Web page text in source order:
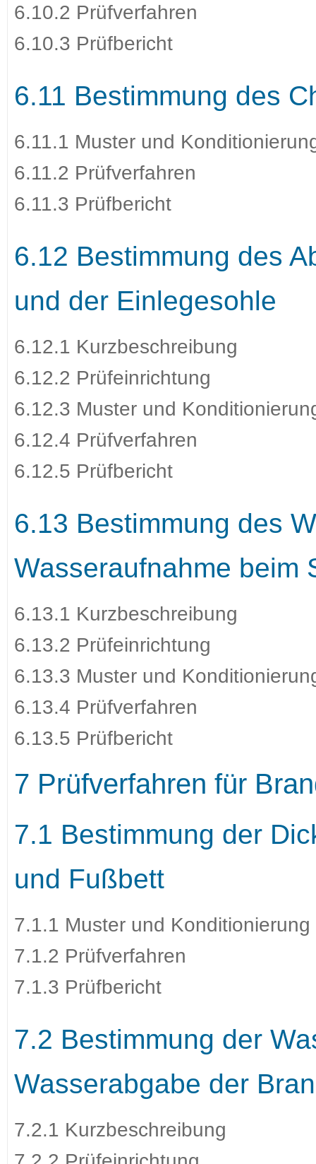
6.10.2 Prüfverfahren
6.10.3 Prüfbericht
6.11 Bestimmung des
6.11.1 Muster und
6.11.2 Prüfverfahren
6.11.3 Prüfbericht
6.12 Bestimmung des
und der Einlegesohle
6.12.1 Kurzbeschreibung
6.12.2 Prüfeinrichtung
6.12.3 Muster und
6.12.4 Prüfverfahren
6.12.5 Prüfbericht
6.13 Bestimmung des
Wasseraufnahme beim
6.13.1 Kurzbeschreibung
6.13.2 Prüfeinrichtung
6.13.3 Muster und
6.13.4 Prüfverfahren
6.13.5 Prüfbericht
7 Prüfverfahren für
7.1 Bestimmung der
und Fußbett
7.1.1 Muster und Konditionierung
7.1.2 Prüfverfahren
7.1.3 Prüfbericht
7.2 Bestimmung der
Wasserabgabe der
7.2.1 Kurzbeschreibung